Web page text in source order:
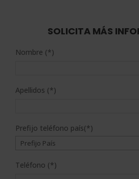
2.100,00$.525,00$.
SOLICITA MÁS
Nombre (*)
Apellidos (*)
Prefijo teléfono país(*)
Teléfono (*)